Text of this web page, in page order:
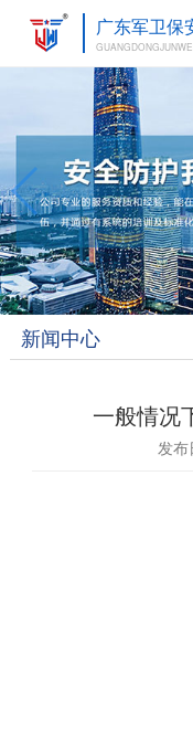
广东军卫保
新闻中心
一般情况
发布